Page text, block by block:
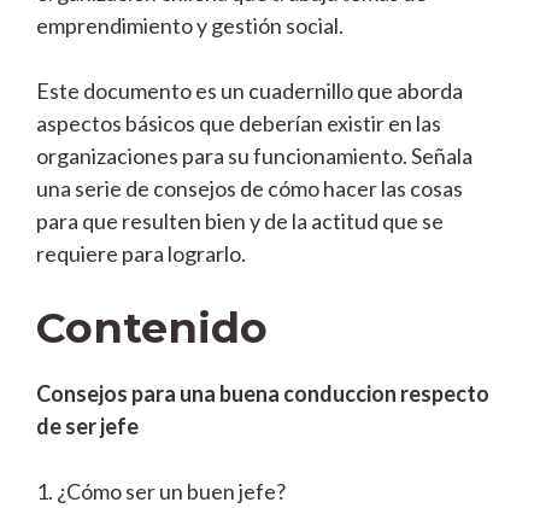
emprendimiento y gestión social.
Este documento es un cuadernillo que aborda
aspectos básicos que deberían existir en las
organizaciones para su funcionamiento. Señala
una serie de consejos de cómo hacer las cosas
para que resulten bien y de la actitud que se
requiere para lograrlo.
Contenido
Consejos para una buena conduccion respecto
de ser jefe
1. ¿Cómo ser un buen jefe?